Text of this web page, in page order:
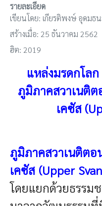
รายละเอียด
เขียนโดย: เกียรติพงษ์ อุดมธน
สร้างเมื่อ: 25 ธันวาคม 2562
ฮิต: 2019
แหล่งมรดกโลก
ภูมิภาคสวาเนติ
เคซัส
ภูมิภาคสวาเนติตอ
เคซัส (Upper
โดยแยกด้วยธรรม